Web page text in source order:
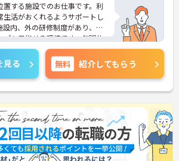
置する施設でのお仕事です。利
生活がおくれるようサポートし
設内、外の研修制度があり、働
プも目指せる環境です。年間休
クライフバランスを重視され
す。ご興味のある方には、面
、さらに詳細をお話しいたしま
談ください！
見る 無料 紹介してもらう